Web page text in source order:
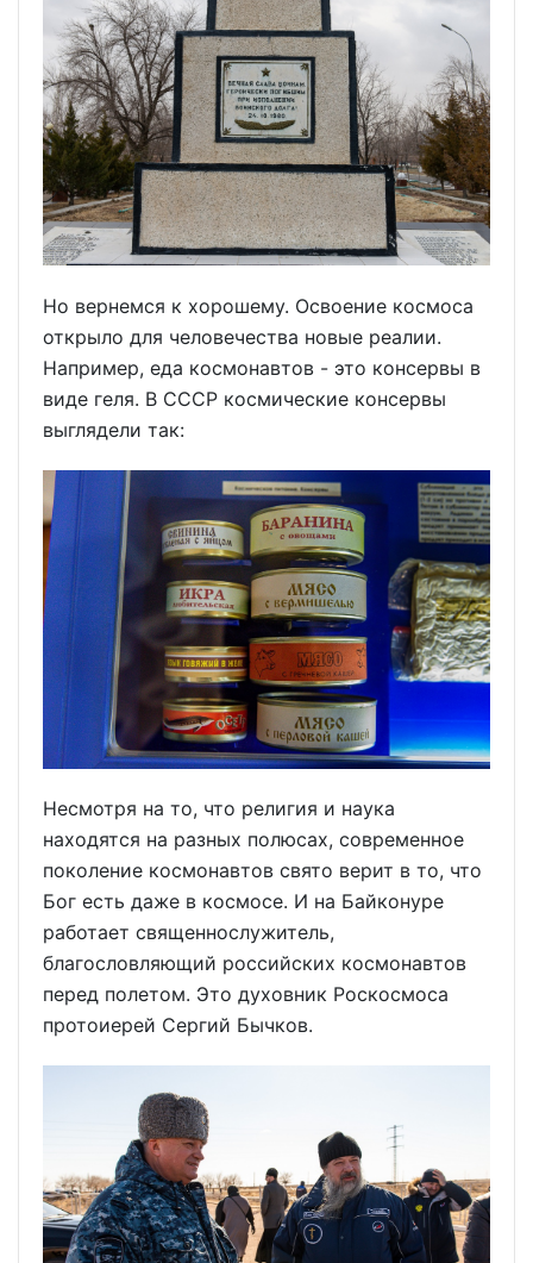
Но вернемся к хорошему. Освоение космоса
открыло для человечества новые реалии.
Например, еда космонавтов - это консервы в
виде геля. В СССР космические консервы
выглядели так:
Несмотря на то, что религия и наука
находятся на разных полюсах, современное
поколение космонавтов свято верит в то, что
Бог есть даже в космосе. И на Байконуре
работает священнослужитель,
благословляющий российских космонавтов
перед полетом. Это духовник Роскосмоса
протоиерей Сергий Бычков.